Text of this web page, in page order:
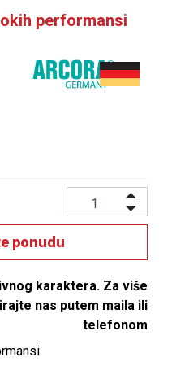
performansi
ponudu
karaktera. Za više
nas putem maila ili
telefonom